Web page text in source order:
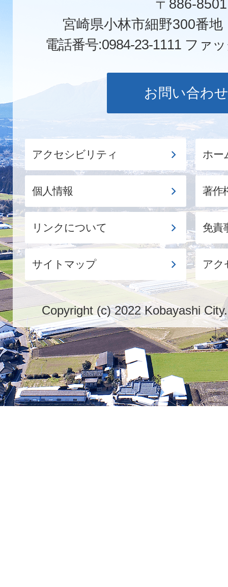
〒886-8501
宮崎県小林市細野300番
電話番号:0984-23-1111 ファ
お問い合わせ
アクセシビリティ ホー
個人情報 著作
リンクについて 免責
サイトマップ アク
Copyright (c) 2022 Kobayashi